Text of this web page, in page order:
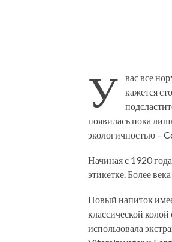
У
вас все
кажется
появилась пока
экологичностью –
Начиная с 1920
этикетке. Более
Новый напиток
классической
использовала